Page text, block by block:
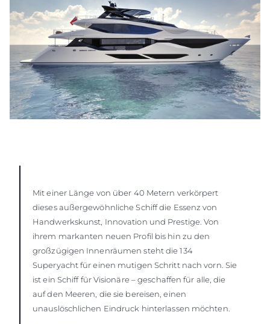
Mit einer Länge von über 40 Metern verkörpert
dieses außergewöhnliche Schiff die Essenz von
Handwerkskunst, Innovation und Prestige. Von
ihrem markanten neuen Profil bis hin zu den
großzügigen Innenräumen steht die 134
Superyacht für einen mutigen Schritt nach vorn. Sie
ist ein Schiff für Visionäre – geschaffen für alle, die
auf den Meeren, die sie bereisen, einen
unauslöschlichen Eindruck hinterlassen möchten.